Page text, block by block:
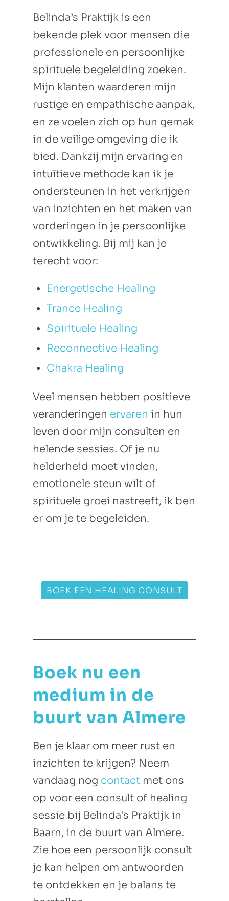
Belinda’s Praktijk is een
bekende plek voor mensen die
professionele en persoonlijke
spirituele begeleiding zoeken.
Mijn klanten waarderen mijn
rustige en empathische aanpak,
en ze voelen zich op hun gemak
in de veilige omgeving die ik
bied. Dankzij mijn ervaring en
intuïtieve methode kan ik je
ondersteunen in het verkrijgen
van inzichten en het maken van
vorderingen in je persoonlijke
ontwikkeling. Bij mij kan je
terecht voor:
Energetische Healing
Trance Healing
Spirituele Healing
Reconnective Healing
Chakra Healing
Veel mensen hebben positieve
veranderingen ervaren in hun
leven door mijn consulten en
helende sessies. Of je nu
helderheid moet vinden,
emotionele steun wilt of
spirituele groei nastreeft, ik ben
er om je te begeleiden.
BOEK EEN HEALING CONSULT
Boek nu een
medium in de
buurt van Almere
Ben je klaar om meer rust en
inzichten te krijgen? Neem
vandaag nog contactmet ons
op voor een consult of healing
sessie bij Belinda’s Praktijk in
Baarn, in de buurt van Almere.
Zie hoe een persoonlijk consult
je kan helpen om antwoorden
te ontdekken en je balans te